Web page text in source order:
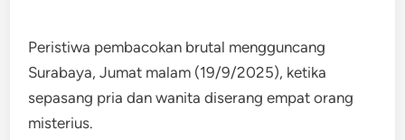
Peristiwa pembacokan brutal mengguncang
Surabaya, Jumat malam (19/9/2025), ketika
sepasang pria dan wanita diserang empat orang
misterius.